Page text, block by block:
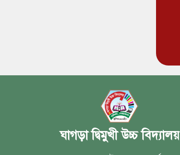
ঘাগড়া দ্বিমুখী উচ্চ বিদ্যালয়